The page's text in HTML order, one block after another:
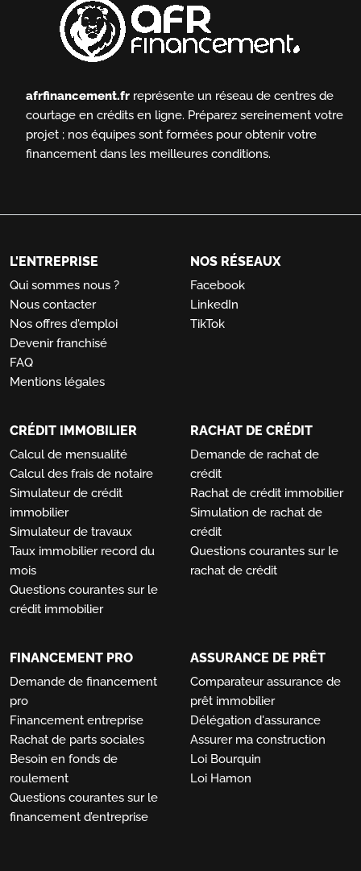
afrfinancement.fr représente un réseau de centres de
courtage en crédits en ligne. Préparez sereinement votre
projet ; nos équipes sont formées pour obtenir votre
financement dans les meilleures conditions.
L'ENTREPRISE
Qui sommes nous ?
Nous contacter
Nos offres d'emploi
Devenir franchisé
FAQ
Mentions légales
NOS RÉSEAUX
Facebook
LinkedIn
TikTok
CRÉDIT IMMOBILIER
Calcul de mensualité
Calcul des frais de notaire
Simulateur de crédit
immobilier
Simulateur de travaux
Taux immobilier record du
mois
Questions courantes sur le
crédit immobilier
RACHAT DE CRÉDIT
Demande de rachat de
crédit
Rachat de crédit immobilier
Simulation de rachat de
crédit
Questions courantes sur le
rachat de crédit
FINANCEMENT PRO
Demande de financement
pro
Financement entreprise
Rachat de parts sociales
Besoin en fonds de
roulement
Questions courantes sur le
financement d’entreprise
ASSURANCE DE PRÊT
Comparateur assurance de
prêt immobilier
Délégation d'assurance
Assurer ma construction
Loi Bourquin
Loi Hamon